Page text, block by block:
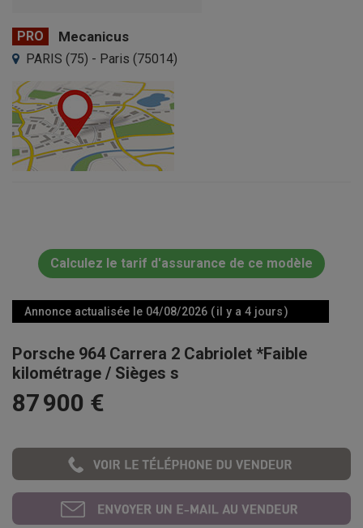
PRO Mecanicus
PARIS (75) - Paris (75014)
Calculez le tarif d'assurance de ce modèle
Annonce actualisée le 04/08/2026 ( il y a 4 jours )
Porsche 964 Carrera 2 Cabriolet *Faible
kilométrage / Sièges s
87 900 €